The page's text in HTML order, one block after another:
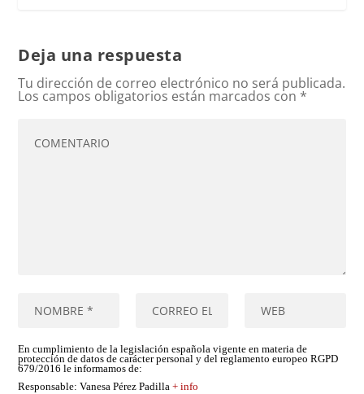
Deja una respuesta
Tu dirección de correo electrónico no será publicada.
Los campos obligatorios están marcados con *
En cumplimiento de la legislación española vigente en materia de
protección de datos de carácter personal y del reglamento europeo RGPD
679/2016 le informamos de:
Responsable: Vanesa Pérez Padilla+ info